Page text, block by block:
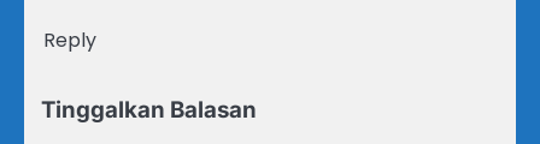
Reply
Tinggalkan Balasan